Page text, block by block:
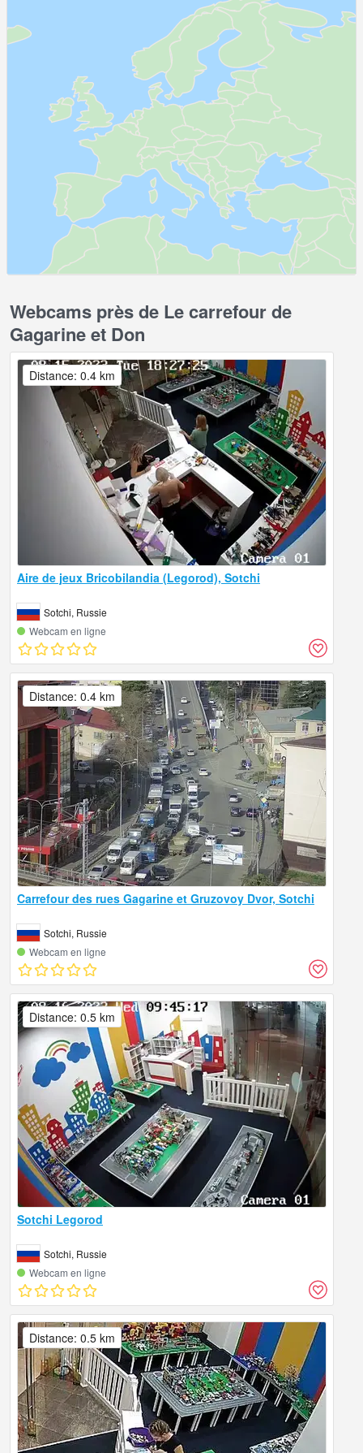
Webcams près de Le carrefour de
Gagarine et Don
Aire de jeux Bricobilandia (Legorod), Sotchi
Sotchi, Russie
Webcam en ligne
Distance: 0.4 km
Carrefour des rues Gagarine et Gruzovoy Dvor, Sotchi
Sotchi, Russie
Webcam en ligne
Distance: 0.4 km
Sotchi Legorod
Sotchi, Russie
Webcam en ligne
Distance: 0.5 km
Distance: 0.5 km